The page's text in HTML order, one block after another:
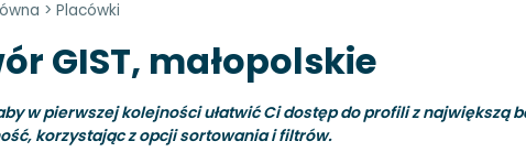
> Placówki
GIST, małopolskie
w pierwszej kolejności ułatwić Ci dostęp do profili z największą
korzystając z opcji sortowania i filtrów.